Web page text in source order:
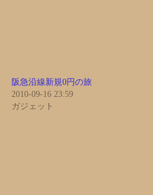
阪急沿線新規0円の旅
2010-09-16 23:59
ガジェット